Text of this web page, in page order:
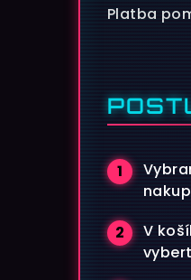
Platba
V